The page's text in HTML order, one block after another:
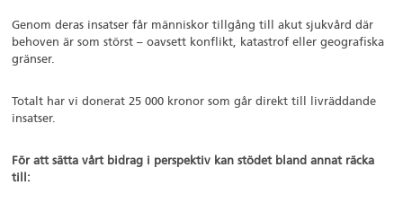
Genom deras insatser får människor tillgång till akut sjukvård där
behoven är som störst – oavsett konflikt, katastrof eller geografiska
gränser.
Totalt har vi donerat 25 000 kronor som går direkt till livräddande
insatser.
För att sätta vårt bidrag i perspektiv kan stödet bland annat räcka
till: